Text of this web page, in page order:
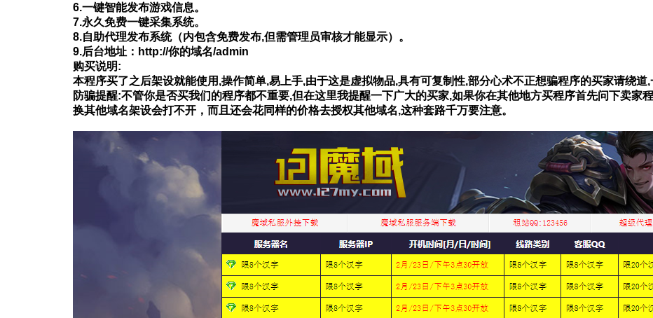
6.一键智能发布游戏信息。
7.永久免费一键采集系统。
8.自助代理发布系统（内包含免费发布,但需管理员审核才能显示）。
9.后台地址：http://你的域名/admin
购买说明:
本程序买了之后架设就能使用,操作简单,易上手,由于这是虚拟物品,具有可复制性,部分心术不正想骗程序的买家请绕道,
防骗提醒:不管你是否买我们的程序都不重要,但在这里我提醒一下广大的买家,如果你在其他地方买程序首先问下卖
换其他域名架设会打不开，而且还会花同样的价格去授权其他域名,这种套路千万要注意。